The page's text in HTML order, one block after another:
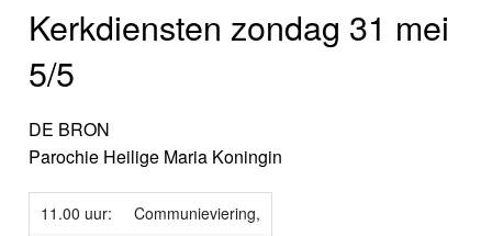
Kerkdiensten zondag 31 mei
5/5
DE BRON
Parochie Heilige Maria Koningin
11.00 uur:
Communieviering,